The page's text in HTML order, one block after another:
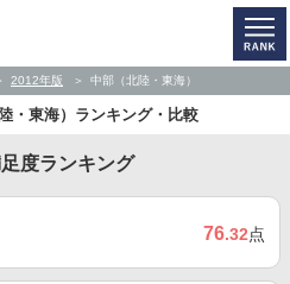
2012年版 中部（北陸・東海）
・東海）ランキング・比較
度ランキング
76.32点